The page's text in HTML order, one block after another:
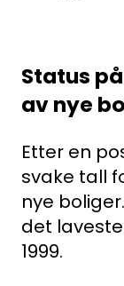
Status
av nye
Etter en
svake tall
nye
det
1999.